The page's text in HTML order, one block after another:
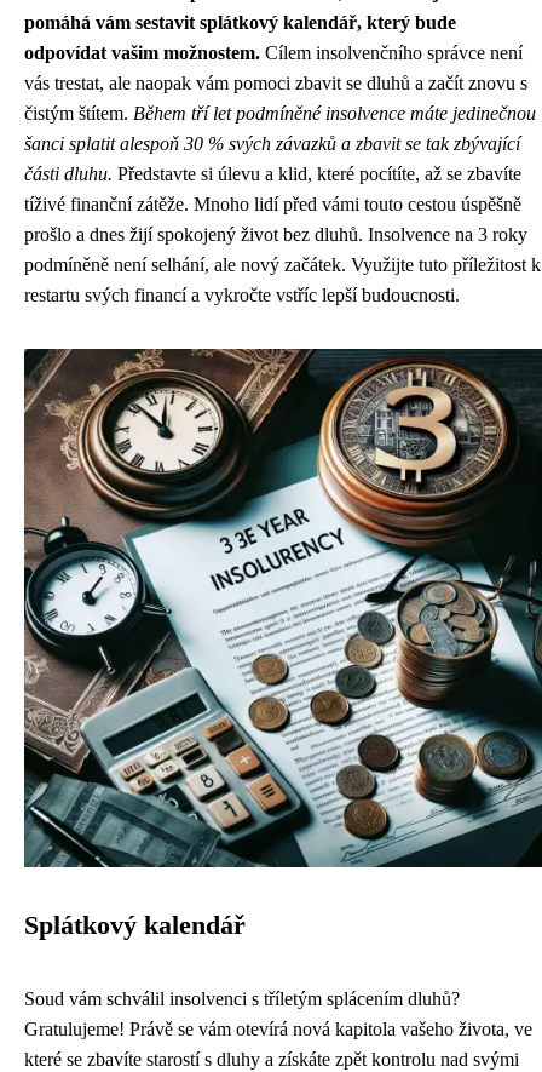
pomáhá vám sestavit splátkový kalendář, který bude
odpovídat vašim možnostem. Cílem insolvenčního správce není
vás trestat, ale naopak vám pomoci zbavit se dluhů a začít znovu s
čistým štítem. Během tří let podmíněné insolvence máte jedinečnou
šanci splatit alespoň 30 % svých závazků a zbavit se tak zbývající
části dluhu. Představte si úlevu a klid, které pocítíte, až se zbavíte
tíživé finanční zátěže. Mnoho lidí před vámi touto cestou úspěšně
prošlo a dnes žijí spokojený život bez dluhů. Insolvence na 3 roky
podmíněně není selhání, ale nový začátek. Využijte tuto příležitost k
restartu svých financí a vykročte vstříc lepší budoucnosti.
Splátkový kalendář
Soud vám schválil insolvenci s tříletým splácením dluhů?
Gratulujeme! Právě se vám otevírá nová kapitola vašeho života, ve
které se zbavíte starostí s dluhy a získáte zpět kontrolu nad svými